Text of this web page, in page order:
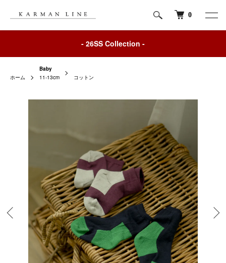
0
- 26SS Collection -
ホーム
Baby
11-13cm
コットン